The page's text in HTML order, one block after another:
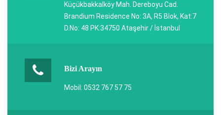
Küçükbakkalköy Mah. Dereboyu Cad.
Brandium Residence No: 3A, R5 Blok, Kat:7
D.No: 48 PK:34750 Ataşehir / İstanbul
Bizi Arayın
Mobil: 0532 767 57 75